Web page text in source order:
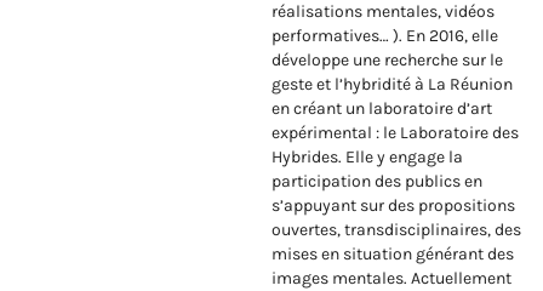
réalisations mentales, vidéos
performatives… ). En 2016, elle
développe une recherche sur le
geste et l’hybridité à La Réunion
en créant un laboratoire d’art
expérimental : le Laboratoire des
Hybrides. Elle y engage la
participation des publics en
s’appuyant sur des propositions
ouvertes, transdisciplinaires, des
mises en situation générant des
images mentales. Actuellement